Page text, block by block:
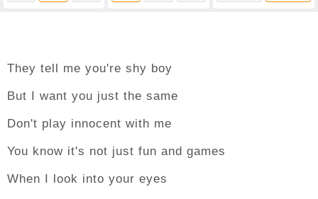
They tell me you're shy boy
But I want you just the same
Don't play innocent with me
You know it's not just fun and games
When I look into your eyes